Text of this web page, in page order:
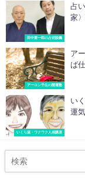
田中要一郎の占術談義
占
家
アーロン千生の開運塾
ア
ば
いくら流・ワクワク人相講座
い
運